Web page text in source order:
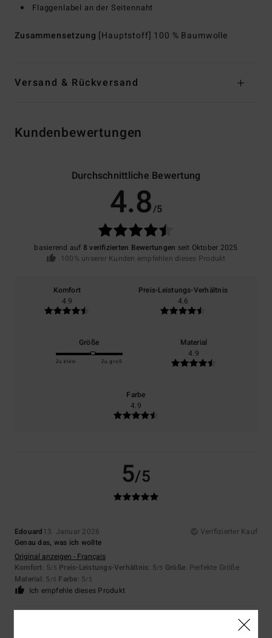
Flaggenlabel an der Seitennaht
Zusammensetzung [Hauptstoff] 100 % Baumwolle
Versand & Rückversand
Kundenbewertungen
Durchschnittliche Bewertung
4.8/5
basierend auf 8 verifizierten Bewertungen seit Oktober 2025
100% unserer Kunden empfehlen dieses Produkt
Komfort
4.9
Preis-Leistungs-Verhältnis
4.6
Größe
Zu klein Zu groß
Material
4.9
Farbe
4.9
5/5
Edouard 13. Januar 2026
Verifizierter Kauf
Genau das, was ich wollte
Original anzeigen - Français
Komfort: 5/5 Preis-Leistungs-Verhältnis: 5/5 Größe: Perfekte Größe
Material: 5 /5 Farbe: 5/5
Ich empfehle dieses Produkt